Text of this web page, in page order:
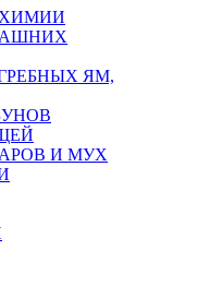
ХИМИИ
ЯМ,
И МУХ